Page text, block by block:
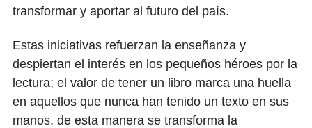
transformar y aportar al futuro del país.
Estas iniciativas refuerzan la enseñanza y
despiertan el interés en los pequeños héroes por la
lectura; el valor de tener un libro marca una huella
en aquellos que nunca han tenido un texto en sus
manos, de esta manera se transforma la